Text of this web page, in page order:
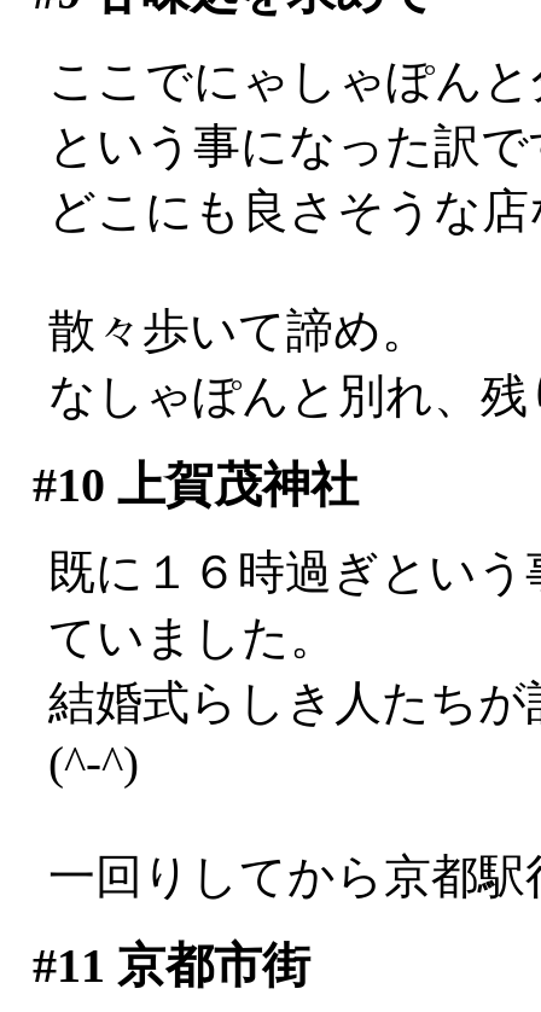
ここでにゃしゃぽん
という事になった訳
どこにも良さそうな
散々歩いて諦め。
なしゃぽんと別れ、
#10 上賀茂神社
既に１６時過ぎとい
ていました。
結婚式らしき人たち
(^-^)
一回りしてから京都
#11 京都市街